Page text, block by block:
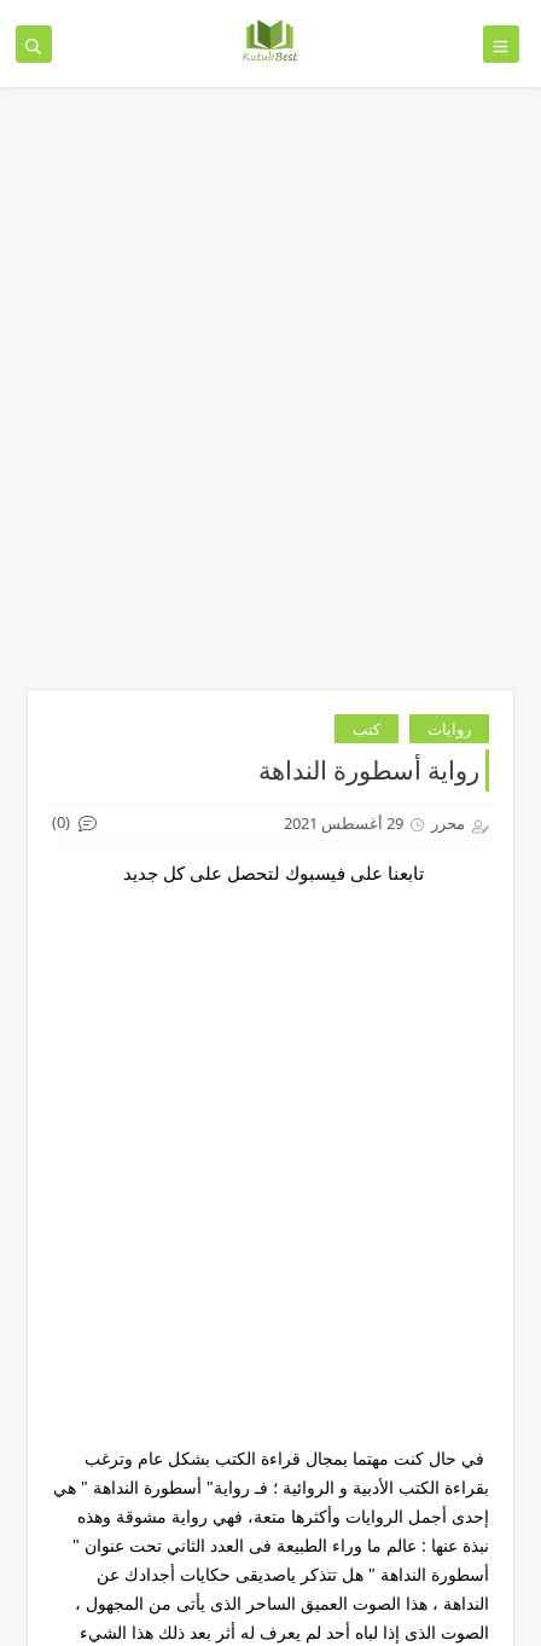
روايات كتب
رواية أسطورة النداهة
محرر 29 أغسطس 2021 (0)
تابعنا على فيسبوك لتحصل على كل جديد
في حال كنت مهتما بمجال قراءة الكتب بشكل عام وترغب
بقراءة الكتب الأدبية و الروائية ؛ فـ رواية" أسطورة النداهة " هي
إحدى أجمل الروايات وأكثرها متعة، فهي رواية مشوقة وهذه
نبذة عنها : عالم ما وراء الطبيعة فى العدد الثاني تحت عنوان "
أسطورة النداهة " هل تتذكر ياصديقى حكايات أجدادك عن
النداهة ، هذا الصوت العميق الساحر الذى يأتى من المجهول ،
الصوت الذى إذا لباه أحد لم يعرف له أثر بعد ذلك هذا الشيء